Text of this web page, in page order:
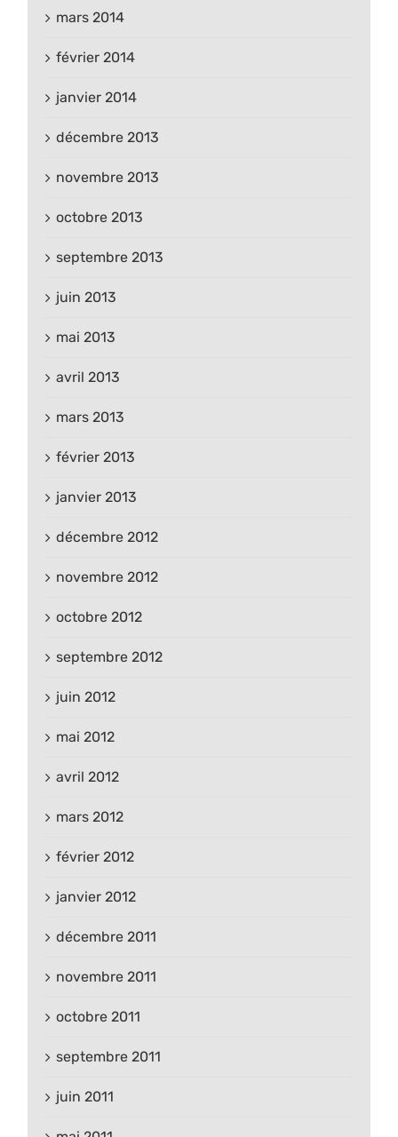
mars 2014
février 2014
janvier 2014
décembre 2013
novembre 2013
octobre 2013
septembre 2013
juin 2013
mai 2013
avril 2013
mars 2013
février 2013
janvier 2013
décembre 2012
novembre 2012
octobre 2012
septembre 2012
juin 2012
mai 2012
avril 2012
mars 2012
février 2012
janvier 2012
décembre 2011
novembre 2011
octobre 2011
septembre 2011
juin 2011